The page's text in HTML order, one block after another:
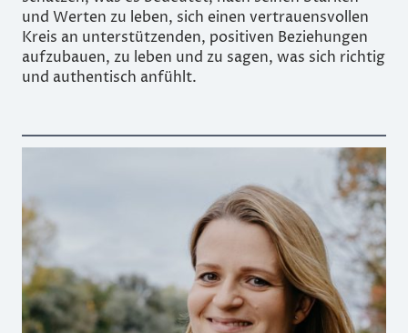
und Werten zu leben, sich einen vertrauensvollen
Kreis an unterstützenden, positiven Beziehungen
aufzubauen, zu leben und zu sagen, was sich richtig
und authentisch anfühlt.